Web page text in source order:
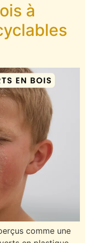
à
comme une